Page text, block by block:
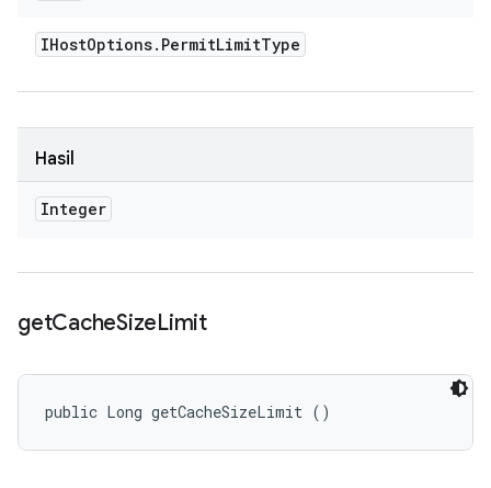
IHostOptions. PermitLimitType
Hasil
Integer
getCacheSizeLimit
public Long getCacheSizeLimit ()